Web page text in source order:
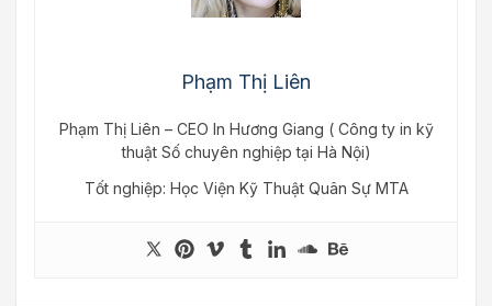
Phạm Thị Liên
Phạm Thị Liên – CEO In Hương Giang ( Công ty in kỹ
thuật Số chuyên nghiệp tại Hà Nội)
Tốt nghiệp: Học Viện Kỹ Thuật Quân Sự MTA